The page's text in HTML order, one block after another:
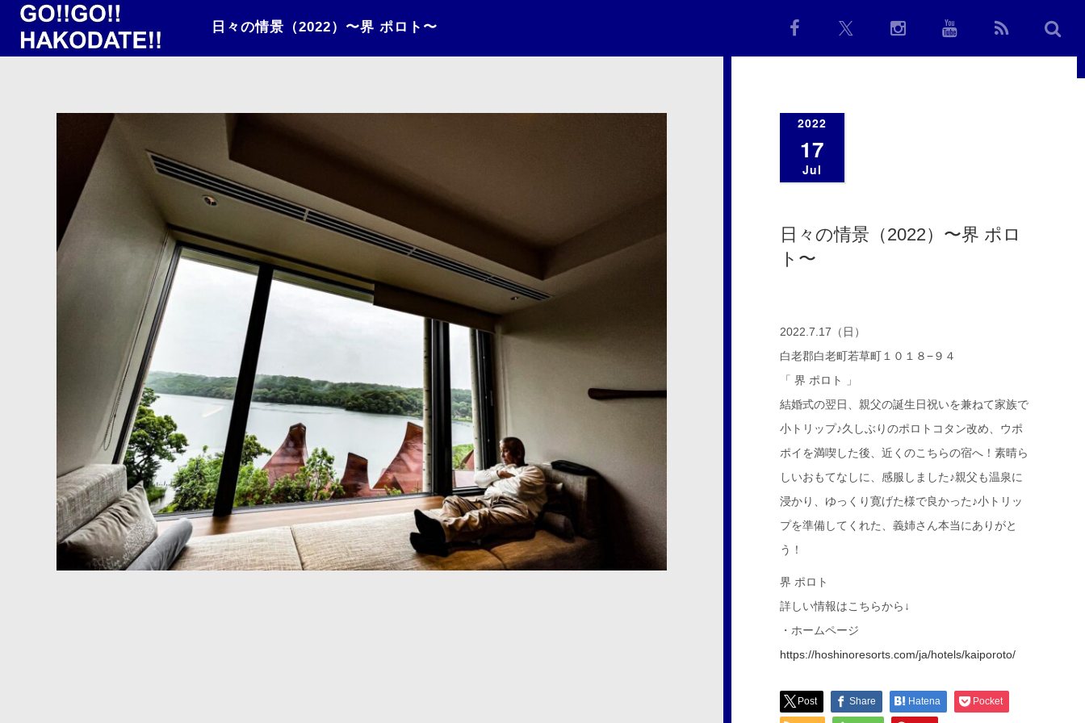
日々の情景（2022）〜界 ポロト〜
2022
17
Jul
日々の情景（2022）〜界 ポロ
ト〜
2022.7.17（日）
白老郡白老町若草町１０１８−９４
「 界 ポロト 」
結婚式の翌日、親父の誕生日祝いを兼ねて家族で
小トリップ♪久しぶりのポロトコタン改め、ウポ
ポイを満喫した後、近くのこちらの宿へ！素晴ら
しいおもてなしに、感服しました♪親父も温泉に
浸かり、ゆっくり寛げた様で良かった♪小トリッ
プを準備してくれた、義姉さん本当にありがと
う！
界 ポロト
詳しい情報はこちらから↓
・ホームページ
https://hoshinoresorts.com/ja/hotels/kaiporoto/
Post Share Hatena Pocket